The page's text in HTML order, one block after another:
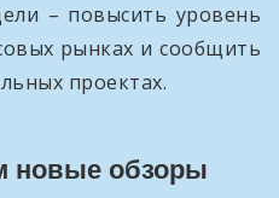
– повысить уровень
рынках и сообщить
проектах.
новые обзоры